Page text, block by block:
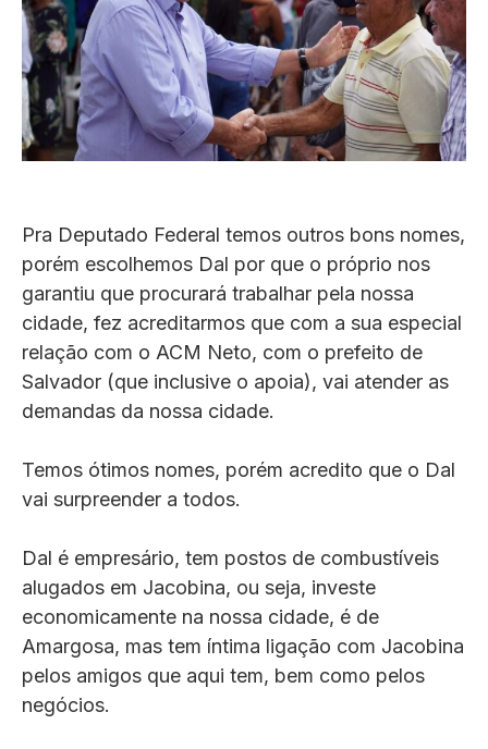
Pra Deputado Federal temos outros bons nomes,
porém escolhemos Dal por que o próprio nos
garantiu que procurará trabalhar pela nossa
cidade, fez acreditarmos que com a sua especial
relação com o ACM Neto, com o prefeito de
Salvador (que inclusive o apoia), vai atender as
demandas da nossa cidade.
Temos ótimos nomes, porém acredito que o Dal
vai surpreender a todos.
Dal é empresário, tem postos de combustíveis
alugados em Jacobina, ou seja, investe
economicamente na nossa cidade, é de
Amargosa, mas tem íntima ligação com Jacobina
pelos amigos que aqui tem, bem como pelos
negócios.